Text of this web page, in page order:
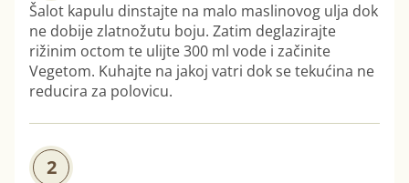
Šalot kapulu dinstajte na malo maslinovog ulja dok
ne dobije zlatnožutu boju. Zatim deglazirajte
rižinim octom te ulijte 300 ml vode i začinite
Vegetom. Kuhajte na jakoj vatri dok se tekućina ne
reducira za polovicu.
2